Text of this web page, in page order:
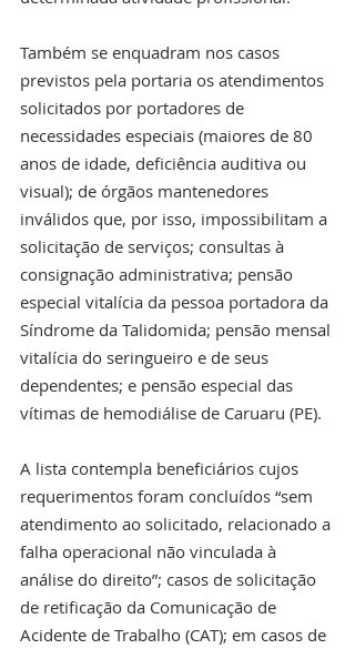
Também se enquadram nos casos
previstos pela portaria os atendimentos
solicitados por portadores de
necessidades especiais (maiores de 80
anos de idade, deficiência auditiva ou
visual); de órgãos mantenedores
inválidos que, por isso, impossibilitam a
solicitação de serviços; consultas à
consignação administrativa; pensão
especial vitalícia da pessoa portadora da
Síndrome da Talidomida; pensão mensal
vitalícia do seringueiro e de seus
dependentes; e pensão especial das
vítimas de hemodiálise de Caruaru (PE).
A lista contempla beneficiários cujos
requerimentos foram concluídos “sem
atendimento ao solicitado, relacionado a
falha operacional não vinculada à
análise do direito”; casos de solicitação
de retificação da Comunicação de
Acidente de Trabalho (CAT); em casos de